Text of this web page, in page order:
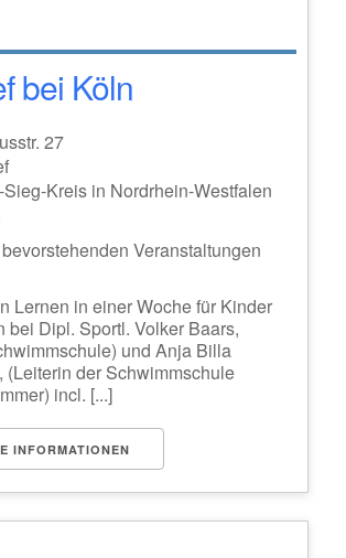
bei Köln
27
Kreis in Nordrhein-Westfalen
Veranstaltungen
Lernen in einer Woche für Kinder
bei Dipl. Sportl. Volker Baars,
und Anja Billa
(Leiterin der Schwimmschule
incl. [...]
INFORMATIONEN